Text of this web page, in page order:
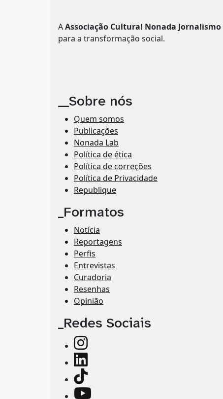
AAssociação Cultural Nonada Jornalismo
para a transformação social.
__Sobre nós
Quem somos
Publicações
Nonada Lab
Política de ética
Política de correções
Política de Privacidade
Republique
_Formatos
Notícia
Reportagens
Perfis
Entrevistas
Curadoria
Resenhas
Opinião
_Redes Sociais